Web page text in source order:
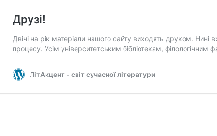
Друзі!
Двічі на рік матеріали нашого сайту виходять друком. Нині
процесу. Усім університетським бібліотекам, філологічним
ЛітАкцент - світ сучасної літератури